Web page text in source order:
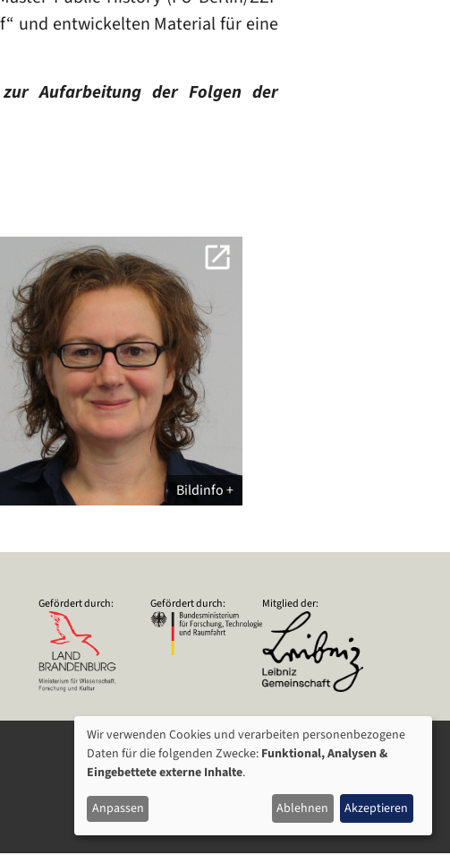
und entwickelten Material für eine
Aufarbeitung der Folgen der
Bildinfo
Gefördert durch: Gefördert durch: Mitglied der:
VERWENDUNG
VON
PERSONENBEZOGENEN
DATEN
Wir verwenden Cookies und verarbeiten personenbezogene
Daten für die folgenden Zwecke: Funktional, Analysen &
Eingebettete externe Inhalte.
Anpassen Ablehnen Akzeptieren